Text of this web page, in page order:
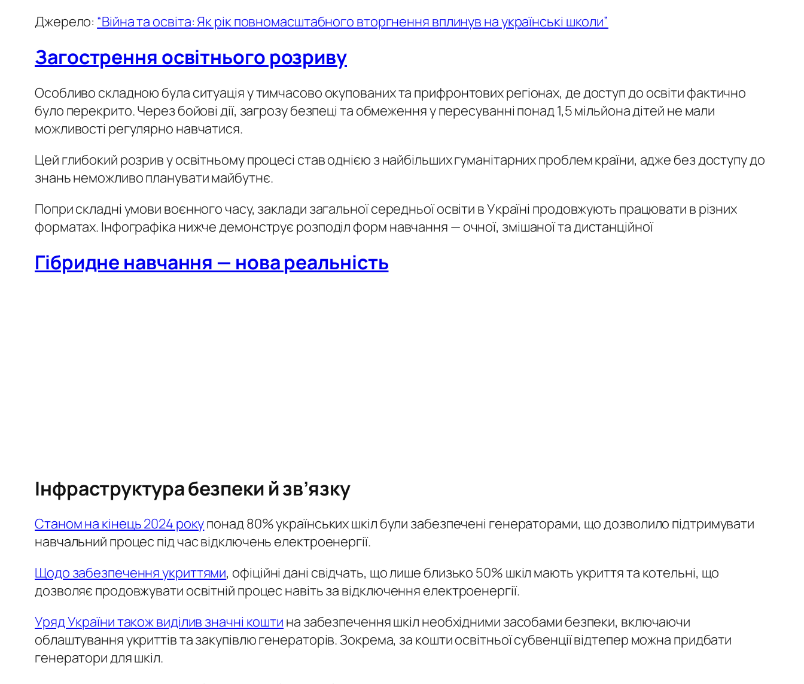
Джерело: “Війна та освіта: Як рік повномасштабного вторгнення вплинув на українські школи”
Загострення освітнього розриву
Особливо складною була ситуація у тимчасово окупованих та прифронтових регіонах, де доступ до освіти фактично
було перекрито. Через бойові дії, загрозу безпеці та обмеження у пересуванні понад 1,5 мільйона дітей не мали
можливості регулярно навчатися.
Цей глибокий розрив у освітньому процесі став однією з найбільших гуманітарних проблем країни, адже без доступу до
знань неможливо планувати майбутнє.
Попри складні умови воєнного часу, заклади загальної середньої освіти в Україні продовжують працювати в різних
форматах. Інфографіка нижче демонструє розподіл форм навчання — очної, змішаної та дистанційної
Гібридне навчання — нова реальність
Інфраструктура безпеки й зв’язку
Станом на кінець 2024 рокупонад 80% українських шкіл були забезпечені генераторами, що дозволило підтримувати
навчальний процес під час відключень електроенергії.
Щодо забезпечення укриттями, офіційні дані свідчать, що лише близько 50% шкіл мають укриття та котельні, що
дозволяє продовжувати освітній процес навіть за відключення електроенергії.
Уряд України також виділив значні кошти на забезпечення шкіл необхідними засобами безпеки, включаючи
облаштування укриттів та закупівлю генераторів. Зокрема, за кошти освітньої субвенції відтепер можна придбати
генератори для шкіл.